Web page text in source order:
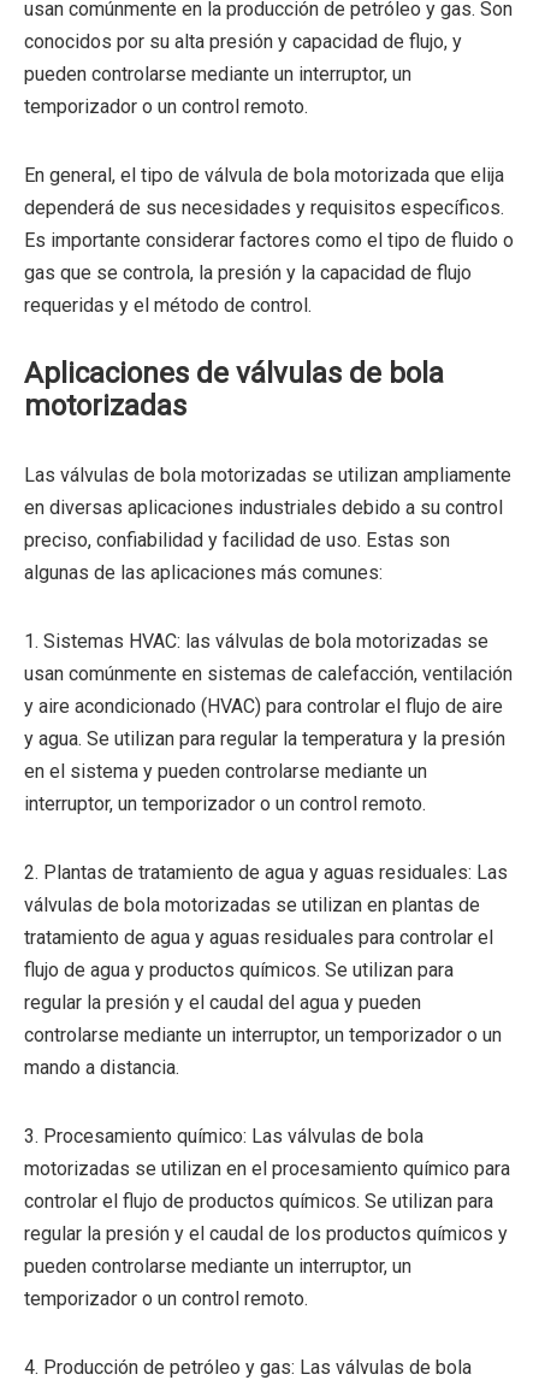
usan comúnmente en la producción de petróleo y gas. Son
conocidos por su alta presión y capacidad de flujo, y
pueden controlarse mediante un interruptor, un
temporizador o un control remoto.
En general, el tipo de válvula de bola motorizada que elija
dependerá de sus necesidades y requisitos específicos.
Es importante considerar factores como el tipo de fluido o
gas que se controla, la presión y la capacidad de flujo
requeridas y el método de control.
Aplicaciones de válvulas de bola
motorizadas
Las válvulas de bola motorizadas se utilizan ampliamente
en diversas aplicaciones industriales debido a su control
preciso, confiabilidad y facilidad de uso. Estas son
algunas de las aplicaciones más comunes:
1. Sistemas HVAC: las válvulas de bola motorizadas se
usan comúnmente en sistemas de calefacción, ventilación
y aire acondicionado (HVAC) para controlar el flujo de aire
y agua. Se utilizan para regular la temperatura y la presión
en el sistema y pueden controlarse mediante un
interruptor, un temporizador o un control remoto.
2. Plantas de tratamiento de agua y aguas residuales: Las
válvulas de bola motorizadas se utilizan en plantas de
tratamiento de agua y aguas residuales para controlar el
flujo de agua y productos químicos. Se utilizan para
regular la presión y el caudal del agua y pueden
controlarse mediante un interruptor, un temporizador o un
mando a distancia.
3. Procesamiento químico: Las válvulas de bola
motorizadas se utilizan en el procesamiento químico para
controlar el flujo de productos químicos. Se utilizan para
regular la presión y el caudal de los productos químicos y
pueden controlarse mediante un interruptor, un
temporizador o un control remoto.
4. Producción de petróleo y gas: Las válvulas de bola